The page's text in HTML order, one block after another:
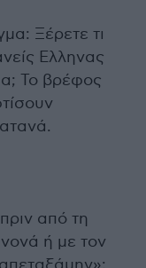
Ξέρετε τι
Ελληνας
Το βρέφος
από τη
ή με τον